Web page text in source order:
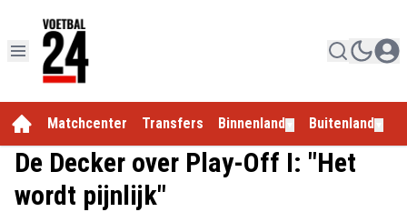
Matchcenter Transfers Binnenland Buitenland
De Decker over Play-Off I: "Het
wordt pijnlijk"